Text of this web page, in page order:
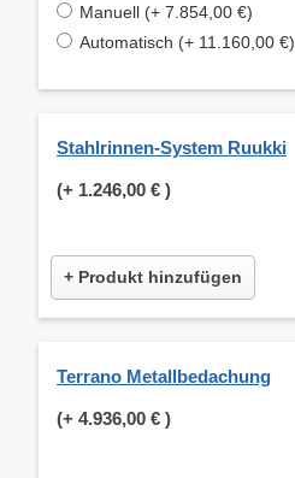
Manuell (+ 7.854,00 €)
Automatisch (+ 11.160,00 €)
Stahlrinnen-System Ruukki
(+ 1.246,00 € )
+ Produkt hinzufügen
Terrano Metallbedachung
(+ 4.936,00 € )